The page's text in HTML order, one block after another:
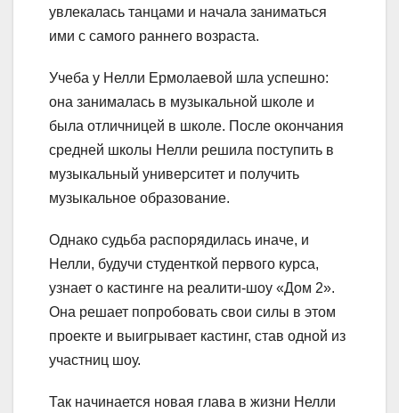
увлекалась танцами и начала заниматься
ими с самого раннего возраста.
Учеба у Нелли Ермолаевой шла успешно:
она занималась в музыкальной школе и
была отличницей в школе. После окончания
средней школы Нелли решила поступить в
музыкальный университет и получить
музыкальное образование.
Однако судьба распорядилась иначе, и
Нелли, будучи студенткой первого курса,
узнает о кастинге на реалити-шоу «Дом 2».
Она решает попробовать свои силы в этом
проекте и выигрывает кастинг, став одной из
участниц шоу.
Так начинается новая глава в жизни Нелли